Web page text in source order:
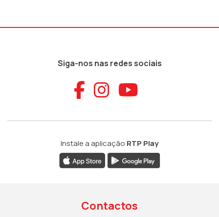
Siga-nos nas redes sociais
Aceder ao
Aceder ao
Aceder
Instale a aplicação RTP Play
Contactos